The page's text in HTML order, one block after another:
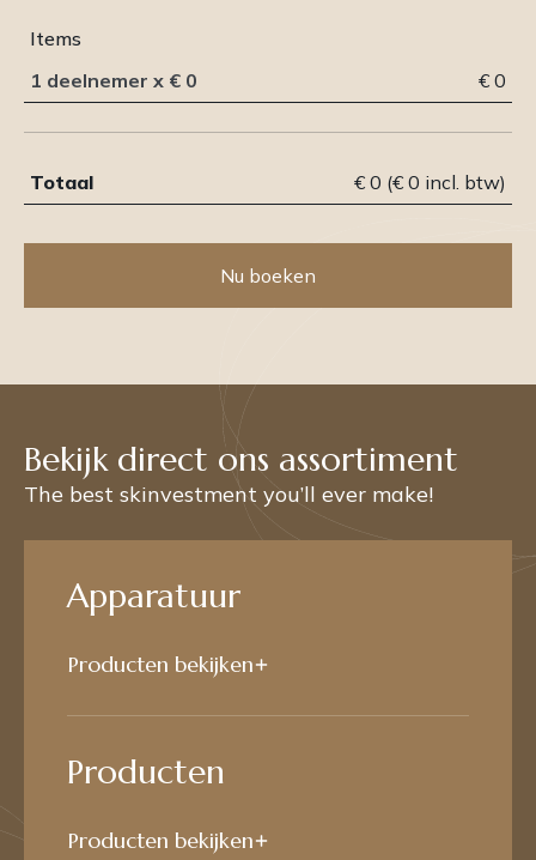
Items
1 deelnemer x € 0 € 0
Totaal € 0 (€ 0 incl. btw)
Nu boeken
Bekijk direct ons assortiment
The best skinvestment you’ll ever make!
Apparatuur
Producten bekijken
Producten
Producten bekijken